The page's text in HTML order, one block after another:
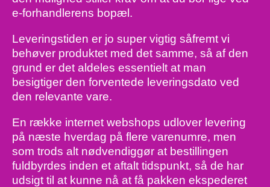
e-forhandlerens bopæl.
Leveringstiden er jo super vigtig såfremt vi
behøver produktet med det samme, så af den
grund er det aldeles essentielt at man
besigtiger den forventede leveringsdato ved
den relevante vare.
En række internet webshops udlover levering
på næste hverdag på flere varenumre, men
som trods alt nødvendiggør at bestillingen
fuldbyrdes inden et aftalt tidspunkt, så de har
udsigt til at kunne nå at få pakken ekspederet